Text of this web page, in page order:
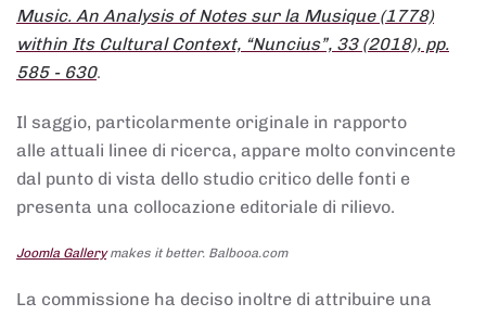
Music. An Analysis of Notes sur la Musique (1778)
within Its Cultural Context, “Nuncius”, 33 (2018), pp.
585 - 630.
Il saggio, particolarmente originale in rapporto
alle attuali linee di ricerca, appare molto convincente
dal punto di vista dello studio critico delle fonti e
presenta una collocazione editoriale di rilievo.
Joomla Gallerymakes it better. Balbooa.com
La commissione ha deciso inoltre di attribuire una